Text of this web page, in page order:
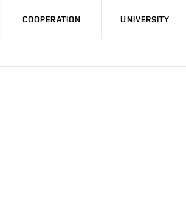
COOPERATION UNIVERSITY